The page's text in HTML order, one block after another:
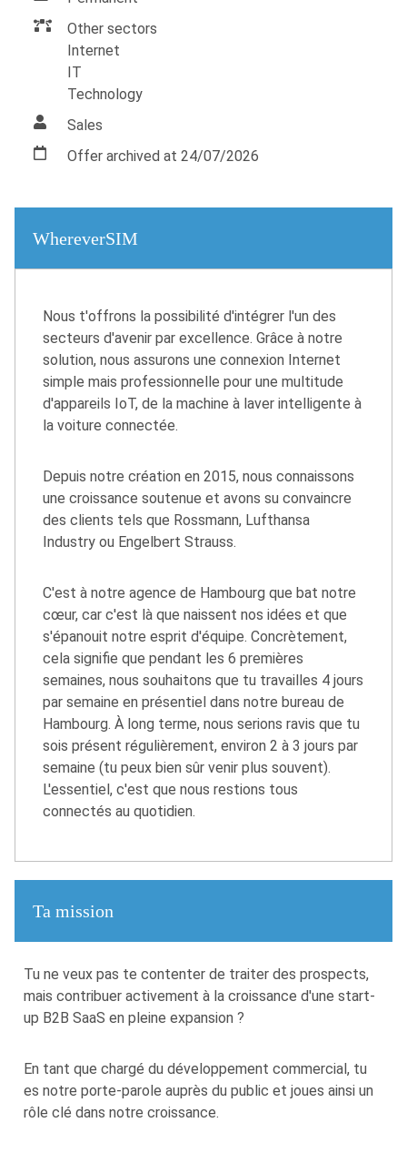
Other sectors
Internet
IT
Technology
Sales
Offer archived at 24/07/2026
WhereverSIM
Nous t'offrons la possibilité d'intégrer l'un des
secteurs d'avenir par excellence. Grâce à notre
solution, nous assurons une connexion Internet
simple mais professionnelle pour une multitude
d'appareils IoT, de la machine à laver intelligente à
la voiture connectée.
Depuis notre création en 2015, nous connaissons
une croissance soutenue et avons su convaincre
des clients tels que Rossmann, Lufthansa
Industry ou Engelbert Strauss.
C'est à notre agence de Hambourg que bat notre
cœur, car c'est là que naissent nos idées et que
s'épanouit notre esprit d'équipe. Concrètement,
cela signifie que pendant les 6 premières
semaines, nous souhaitons que tu travailles 4 jours
par semaine en présentiel dans notre bureau de
Hambourg. À long terme, nous serions ravis que tu
sois présent régulièrement, environ 2 à 3 jours par
semaine (tu peux bien sûr venir plus souvent).
L'essentiel, c'est que nous restions tous
connectés au quotidien.
Ta mission
Tu ne veux pas te contenter de traiter des prospects,
mais contribuer activement à la croissance d'une start-
up B2B SaaS en pleine expansion ?
En tant que chargé du développement commercial, tu
es notre porte-parole auprès du public et joues ainsi un
rôle clé dans notre croissance.